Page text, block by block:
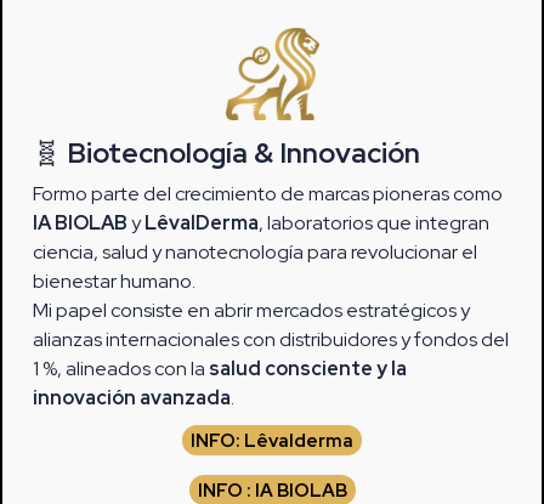
🧬 Biotecnología & Innovación
Formo parte del crecimiento de marcas pioneras como
IA BIOLAByLêvalDerma, laboratorios que integran
ciencia, salud y nanotecnología para revolucionar el
bienestar humano.
Mi papel consiste en abrir mercados estratégicos y
alianzas internacionales con distribuidores y fondos del
1 %, alineados con la salud consciente y la
innovación avanzada.
INFO: Lêvalderma
INFO : IA BIOLAB